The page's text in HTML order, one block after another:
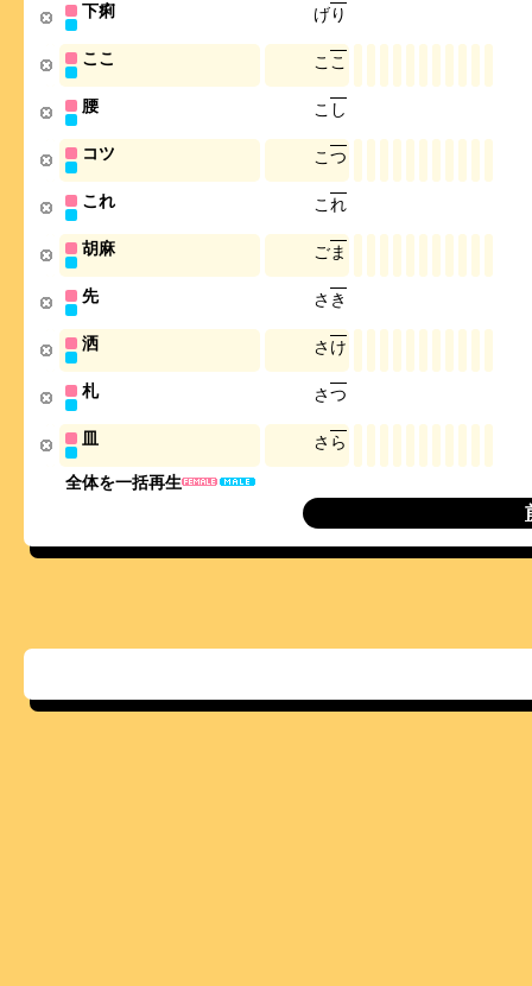
全体を一括再生
下痢 げり
ここ こ こ
腰 こ し
コツ こ つ
これ こ れ
胡麻 ごま
先 さ き
洒 さ け
札 さつ
皿 さ ら